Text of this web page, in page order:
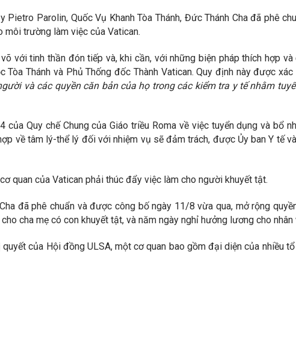
Parolin, Quốc Vụ Khanh Tòa Thánh, Đức Thánh Cha đã phê
trường làm việc của Vatican.
với tinh thần đón tiếp và, khi cần, với những biện pháp thích hợp
Thánh và Phủ Thống đốc Thành Vatican. Quy định này được
và các quyền căn bản của họ trong các kiểm tra y tế nhằm
Quy chế Chung của Giáo triều Roma về việc tuyển dụng và bổ
về tâm lý-thể lý đối với nhiệm vụ sẽ đảm trách, được Ủy ban Y tế
quan của Vatican phải thúc đẩy việc làm cho người khuyết tật.
đã phê chuẩn và được công bố ngày 11/8 vừa qua, mở rộng
cha mẹ có con khuyết tật, và năm ngày nghỉ hưởng lương cho
của Hội đồng ULSA, một cơ quan bao gồm đại diện của nhiều